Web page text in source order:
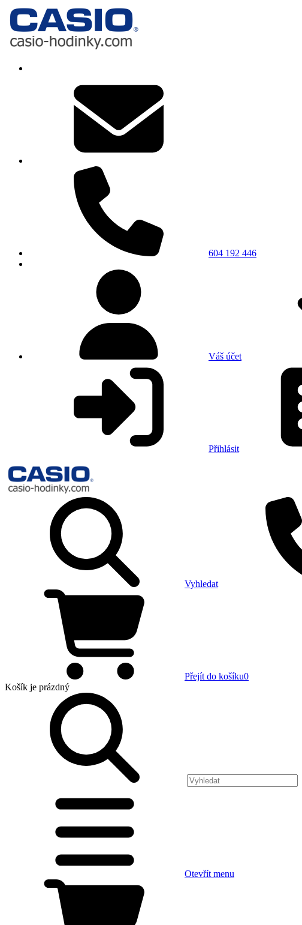
604 192 446
Váš účet
Přihlásit
Vyhledat
Přejít do košíku0
Košík je prázdný
Otevřít menu